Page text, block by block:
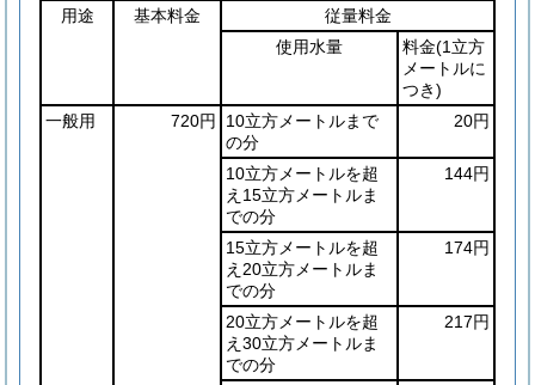
用途 基本料金
従量料金
使用水量
料金(1立方
メートルに
つき)
一般用
720円
10立方メートルまで
の分
20円
10立方メートルを超
え15立方メートルま
での分
144円
15立方メートルを超
え20立方メートルま
での分
174円
20立方メートルを超
え30立方メートルま
での分
217円